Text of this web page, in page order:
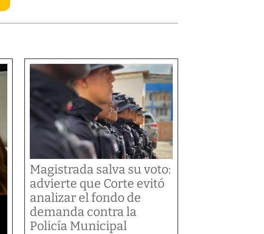
Magistrada salva su voto:
advierte que Corte evitó
analizar el fondo de
demanda contra la
Policía Municipal